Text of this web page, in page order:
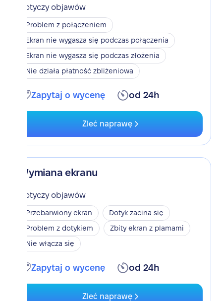
Dotyczy objawów
Problem z połączeniem
Ekran nie wygasza się podczas połączenia
Ekran nie wygasza się podczas złożenia
Nie działa płatność zbliżeniowa
Zapytaj o wycenę od 24h
Zleć naprawę
Wymiana ekranu
Dotyczy objawów
Przebarwiony ekran
Dotyk zacina się
Problem z dotykiem
Zbity ekran z plamami
Nie włącza się
Zapytaj o wycenę od 24h
Zleć naprawę